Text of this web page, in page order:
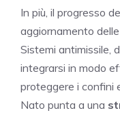
In più, il progresso
aggiornamento
Sistemi antimissile,
integrarsi in modo
proteggere i confini
Nato punta a una